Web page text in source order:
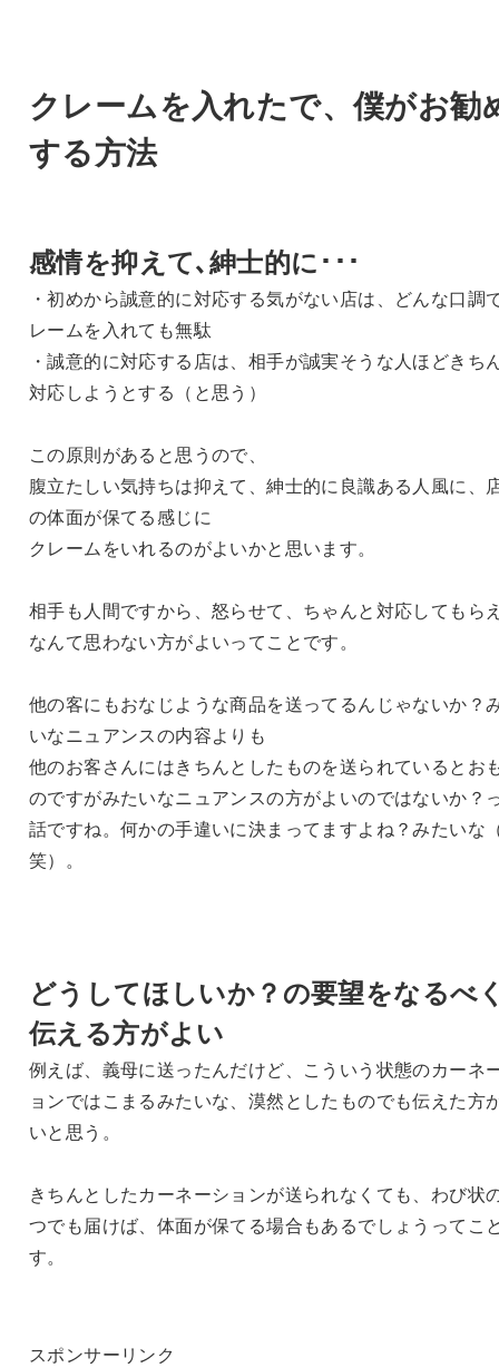
クレームを入れたで、僕がお勧
する方法
感情を抑えて､紳士的に･･･
・初めから誠意的に対応する気がない店は、どんな口調
レームを入れても無駄
・誠意的に対応する店は、相手が誠実そうな人ほどきち
対応しようとする（と思う）
この原則があると思うので、
腹立たしい気持ちは抑えて、紳士的に良識ある人風に、
の体面が保てる感じに
クレームをいれるのがよいかと思います。
相手も人間ですから、怒らせて、ちゃんと対応してもら
なんて思わない方がよいってことです。
他の客にもおなじような商品を送ってるんじゃないか？
いなニュアンスの内容よりも
他のお客さんにはきちんとしたものを送られているとお
のですがみたいなニュアンスの方がよいのではないか？
話ですね。何かの手違いに決まってますよね？みたいな
笑）。
どうしてほしいか？の要望をなるべ
伝える方がよい
例えば、義母に送ったんだけど、こういう状態のカーネ
ョンではこまるみたいな、漠然としたものでも伝えた方
いと思う。
きちんとしたカーネーションが送られなくても、わび状
つでも届けば、体面が保てる場合もあるでしょうってこ
す。
スポンサーリンク